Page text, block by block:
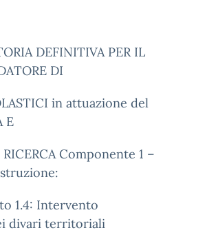
DEFINITIVA PER IL
DI
in attuazione del
E
Componente 1 –
1.4: Intervento
divari territoriali